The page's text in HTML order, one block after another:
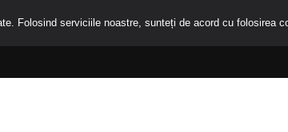
Folosind serviciile noastre, sunteți de acord cu folosirea